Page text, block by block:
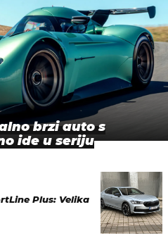
brzi auto s
ide u seriju
Plus: Velika